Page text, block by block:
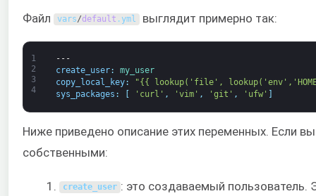
Файл vars/default .yml выглядит примерно так:
1
2
3
4
---
create_user:
my_user
copy_local_key:
"{{ lookup('file',
sys_packages : [ 'curl' , 'vim' , 'git' , 'ufw' ]
Ниже приведено описание этих переменных. Если
собственными:
create_user : это создаваемый пользователь.